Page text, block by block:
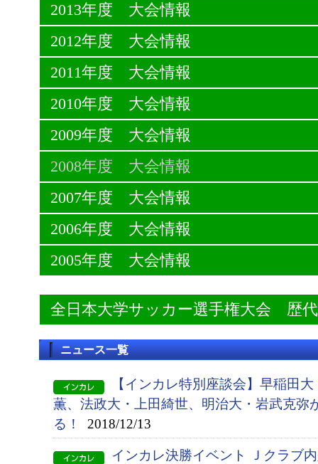
2013年度 大会情報
2012年度 大会情報
2011年度 大会情報
2010年度 大会情報
2009年度 大会情報
2008年度 大会情報
2007年度 大会情報
2006年度 大会情報
2005年度 大会情報
全日本大学サッカー選手権大会 歴
ニュース一覧
【インカレ特別座談会】早稲田
薫、法政大・上田綺世、明治大・岩武克弥
る！
2018/12/13
インカレ決勝イベント Ｊクラブ